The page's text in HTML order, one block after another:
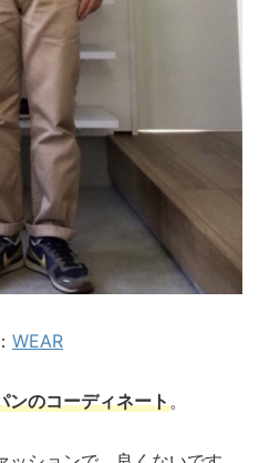
WEAR
ンのコーディネート。